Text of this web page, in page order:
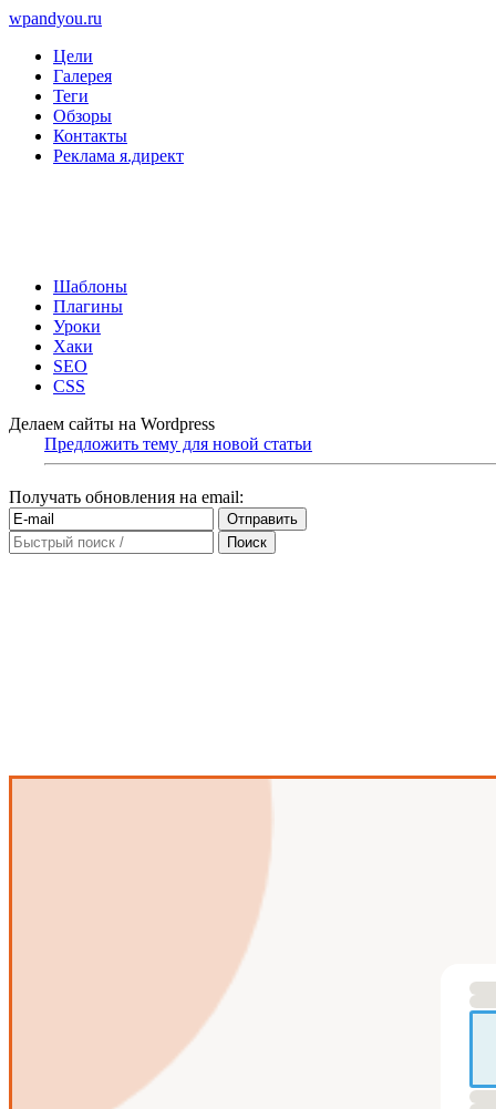
wpandyou.ru
Цели
Галерея
Теги
Обзоры
Контакты
Реклама я.директ
Шаблоны
Плагины
Уроки
Хаки
SEO
CSS
Делаем сайты на Wordpress
Предложить тему для новой статьи
Получать обновления на email: